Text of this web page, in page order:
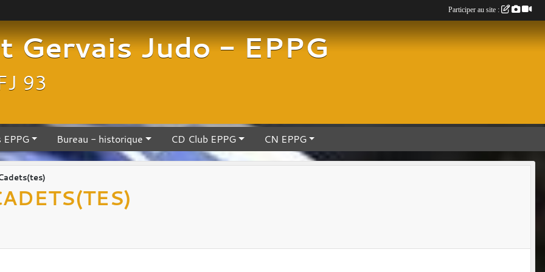
Gervais Judo - EPPG
93
Bureau - historique CD Club EPPG CN EPPG
Participer au site :